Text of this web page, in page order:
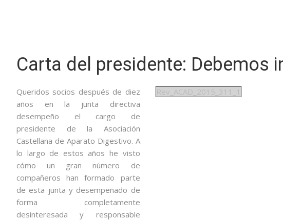
Carta del presidente: Debemos
Queridos socios después de diez
años en la junta directiva
desempeño el cargo de
presidente de la Asociación
Castellana de Aparato Digestivo. A
lo largo de estos años he visto
cómo un gran número de
compañeros han formado parte
de esta junta y desempeñado de
forma completamente
desinteresada y responsable
Rev_ACAD_2015_311_1